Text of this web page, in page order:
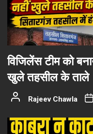
विजिलेंस टीम को
खुले तहसील के ताले
Rajeev Chawla